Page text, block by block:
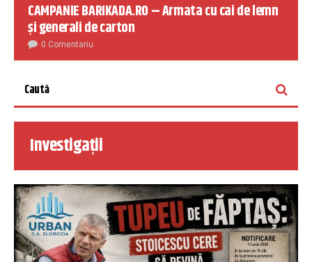
CAMPANIE BARIKADA.RO – Armata cu cai de lemn
și generali de carton
0 Comentariu
Investigații